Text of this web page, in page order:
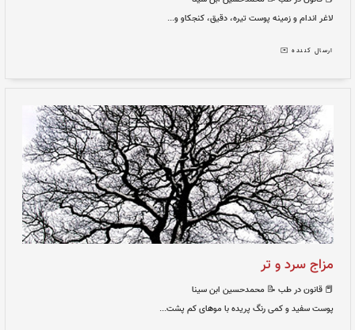
ابن سینا
دقیق، کنجکاو و...